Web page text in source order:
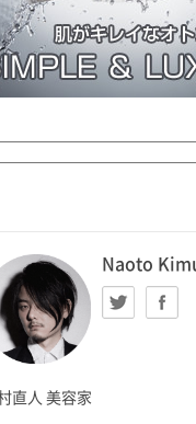
Naoto
直人 美容家